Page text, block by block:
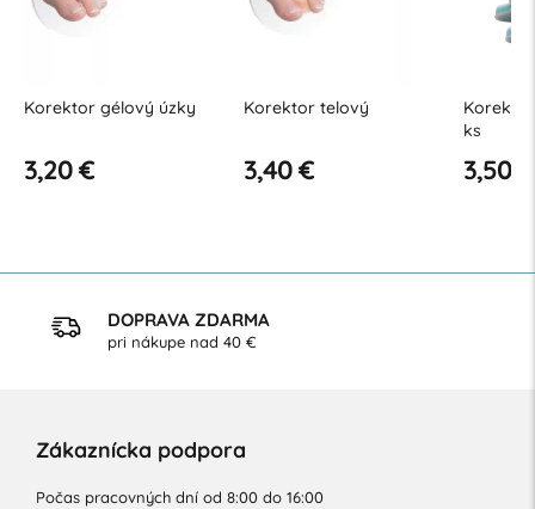
Korektor gélový úzky
3,20 €
Korektor telový
3,40 €
ks
3,50 €
DOPRAVA ZDARMA
pri nákupe nad 40 €
Zákaznícka podpora
Počas pracovných dní od 8:00 do 16:00